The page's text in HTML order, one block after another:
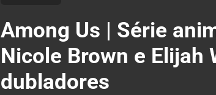
Among Us | Série
Nicole Brown e Elijah
dubladores